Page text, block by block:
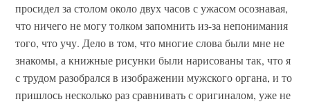
просидел за столом около двух часов с ужасом осознавая,
что ничего не могу толком запомнить из-за непонимания
того, что учу. Дело в том, что многие слова были мне не
знакомы, а книжные рисунки были нарисованы так, что я
с трудом разобрался в изображении мужского органа, и то
пришлось несколько раз сравнивать с оригиналом, уже не